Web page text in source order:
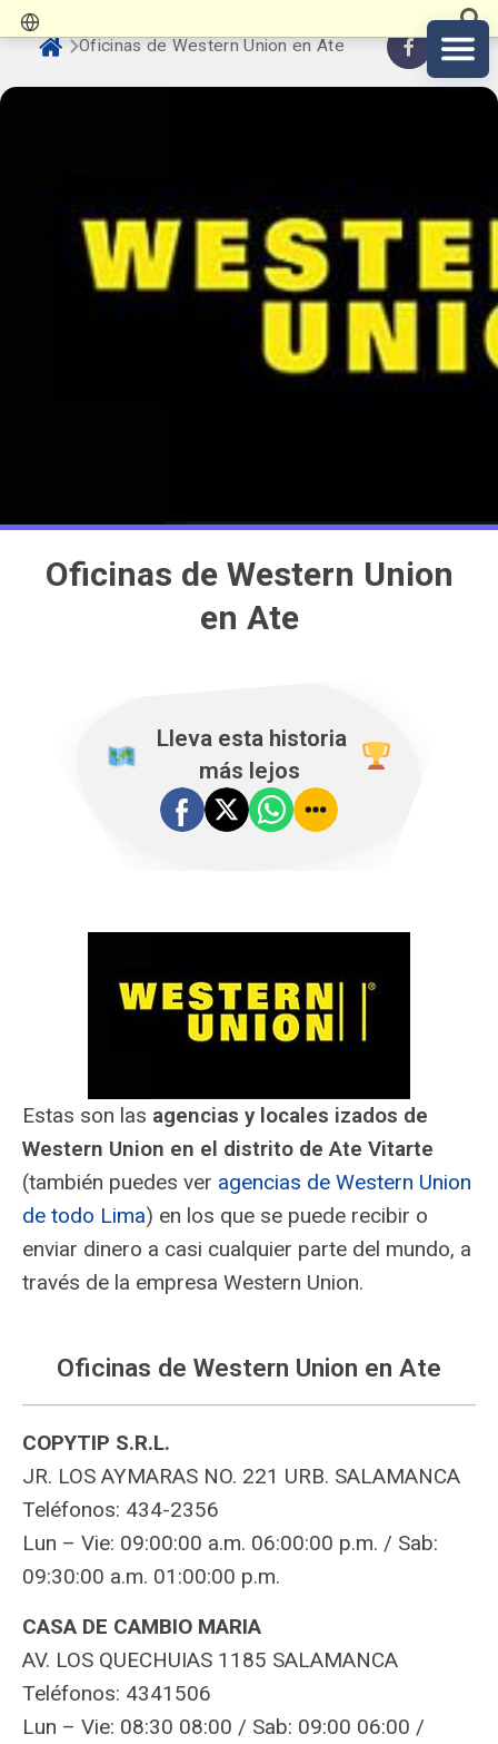
Oficinas de Western Union en Ate
Oficinas de Western Union
en Ate
️ Lleva esta historia
más lejos
Estas son las agencias y locales izados de
Western Union en el distrito de Ate Vitarte
(también puedes ver agencias de Western Union
de todo Lima) en los que se puede recibir o
enviar dinero a casi cualquier parte del mundo, a
través de la empresa Western Union.
Oficinas de Western Union en Ate
COPYTIP S.R.L.
JR. LOS AYMARAS NO. 221 URB. SALAMANCA
Teléfonos: 434-2356
Lun – Vie: 09:00:00 a.m. 06:00:00 p.m. / Sab:
09:30:00 a.m. 01:00:00 p.m.
CASA DE CAMBIO MARIA
AV. LOS QUECHUIAS 1185 SALAMANCA
Teléfonos: 4341506
Lun – Vie: 08:30 08:00 / Sab: 09:00 06:00 /